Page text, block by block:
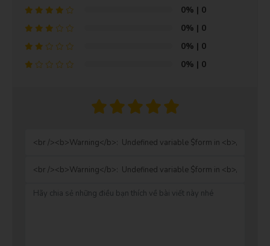
0% | 0
0% | 0
0% | 0
0% | 0